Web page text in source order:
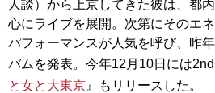
人談）から上京してきた彼は、都
心にライブを展開。次第にそのエ
パフォーマンスが人気を呼び、昨
バムを発表。今年12月10日には
と女と大東京 』もリリースした。